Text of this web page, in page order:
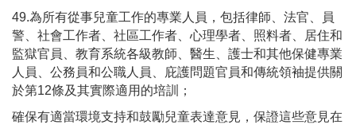
49.為所有從事兒童工作的專業人員，包括律師、法官、員
警、社會工作者、社區工作者、心理學者、照料者、居住和
監獄官員、教育系統各級教師、醫生、護士和其他保健專業
人員、公務員和公職人員、庇護問題官員和傳統領袖提供關
於第12條及其實際適用的培訓；
確保有適當環境支持和鼓勵兒童表達意見，保證這些意見在